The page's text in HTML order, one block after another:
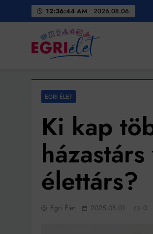
12:36:46 AM 2026.08.06.
Egri Élet
EGRI ÉLET
Ki kap
élettárs?
Egri Élet 2025.08.01. 0